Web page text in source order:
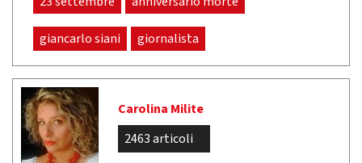
giancarlo siani giornalista
Carolina Milite
2463 articoli